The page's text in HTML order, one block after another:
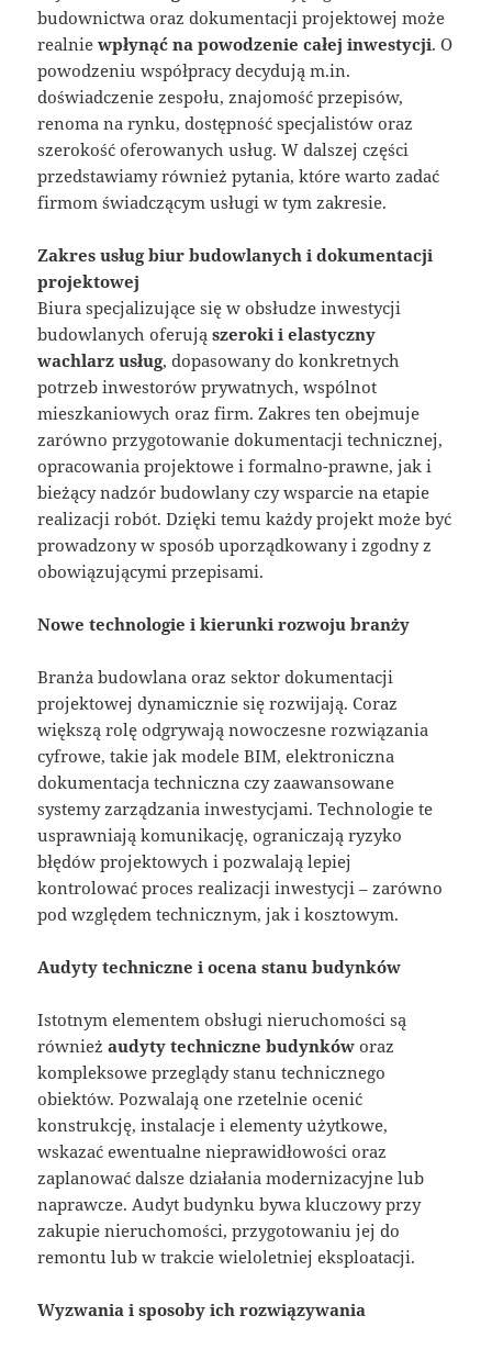
budownictwa oraz dokumentacji projektowej może
realniewpłynąć na powodzenie całej inwestycji. O
powodzeniu współpracy decydują m.in.
doświadczenie zespołu, znajomość przepisów,
renoma na rynku, dostępność specjalistów oraz
szerokość oferowanych usług. W dalszej części
przedstawiamy również pytania, które warto zadać
firmom świadczącym usługi w tym zakresie.
Zakres usług biur budowlanych i dokumentacji
projektowej
Biura specjalizujące się w obsłudze inwestycji
budowlanych oferująszeroki i elastyczny
wachlarz usług, dopasowany do konkretnych
potrzeb inwestorów prywatnych, wspólnot
mieszkaniowych oraz firm. Zakres ten obejmuje
zarówno przygotowanie dokumentacji technicznej,
opracowania projektowe i formalno-prawne, jak i
bieżący nadzór budowlany czy wsparcie na etapie
realizacji robót. Dzięki temu każdy projekt może być
prowadzony w sposób uporządkowany i zgodny z
obowiązującymi przepisami.
Nowe technologie i kierunki rozwoju branży
Branża budowlana oraz sektor dokumentacji
projektowej dynamicznie się rozwijają. Coraz
większą rolę odgrywają nowoczesne rozwiązania
cyfrowe, takie jak modele BIM, elektroniczna
dokumentacja techniczna czy zaawansowane
systemy zarządzania inwestycjami. Technologie te
usprawniają komunikację, ograniczają ryzyko
błędów projektowych i pozwalają lepiej
kontrolować proces realizacji inwestycji – zarówno
pod względem technicznym, jak i kosztowym.
Audyty techniczne i ocena stanu budynków
Istotnym elementem obsługi nieruchomości są
równieżaudyty techniczne budynków oraz
kompleksowe przeglądy stanu technicznego
obiektów. Pozwalają one rzetelnie ocenić
konstrukcję, instalacje i elementy użytkowe,
wskazać ewentualne nieprawidłowości oraz
zaplanować dalsze działania modernizacyjne lub
naprawcze. Audyt budynku bywa kluczowy przy
zakupie nieruchomości, przygotowaniu jej do
remontu lub w trakcie wieloletniej eksploatacji.
Wyzwania i sposoby ich rozwiązywania